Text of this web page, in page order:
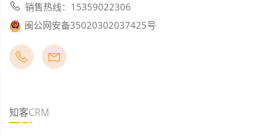
销售热线：15359022306
闽公网安备35020302037425号
知客CRM